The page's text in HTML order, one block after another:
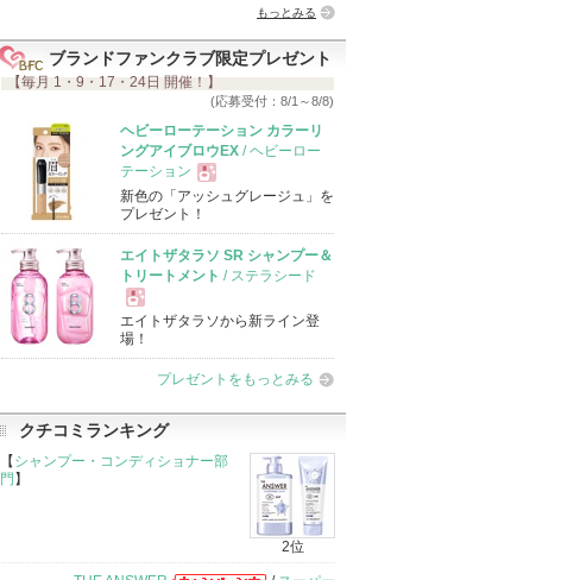
もっとみる
ブランドファンクラブ限定プレゼント
【毎月 1・9・17・24日 開催！】
(応募受付：8/1～8/8)
ヘビーローテーション カラーリ
ングアイブロウEX / ヘビーロー
テーション
現
品
新色の「アッシュグレージュ」を
プレゼント！
エイトザタラソ SR シャンプー＆
トリートメント / ステラシード
現
エイトザタラソから新ライン登
場！
プレゼントをもっとみる
クチコミランキング
【シャンプー・コンディショナー部
門】
2位